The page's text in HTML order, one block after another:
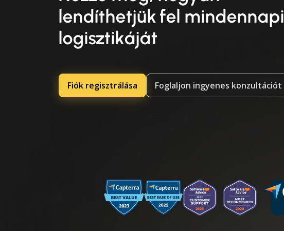
lendíthetjük fel mindennapi
logisztikáját
Fiók regisztrálása Foglaljon ingyenes konzultációt